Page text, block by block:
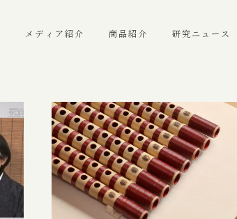
メディア紹介 商品紹介 研究ニュース